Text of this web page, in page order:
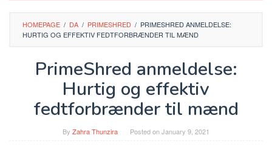
HOMEPAGE / DA / PRIMESHRED / PRIMESHRED ANMELDELSE:
HURTIG OG EFFEKTIV FEDTFORBRÆNDER TIL MÆND
PrimeShred anmeldelse:
Hurtig og effektiv
fedtforbrænder til mænd
By Zahra Thunzira Posted onJanuary 9, 2021